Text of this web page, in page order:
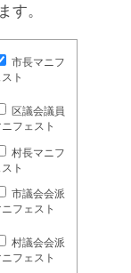
す。
市長マニフ
スト
区議会議員
ニフェスト
村長マニフ
スト
市議会会派
ニフェスト
村議会会派
ニフェスト